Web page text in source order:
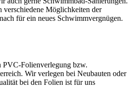
verschiedene Möglichkeiten der
für ein neues Schwimmvergnügen.
PVC-Folienverlegung bzw.
Wir verlegen bei Neubauten oder
bei den Folien ist für uns